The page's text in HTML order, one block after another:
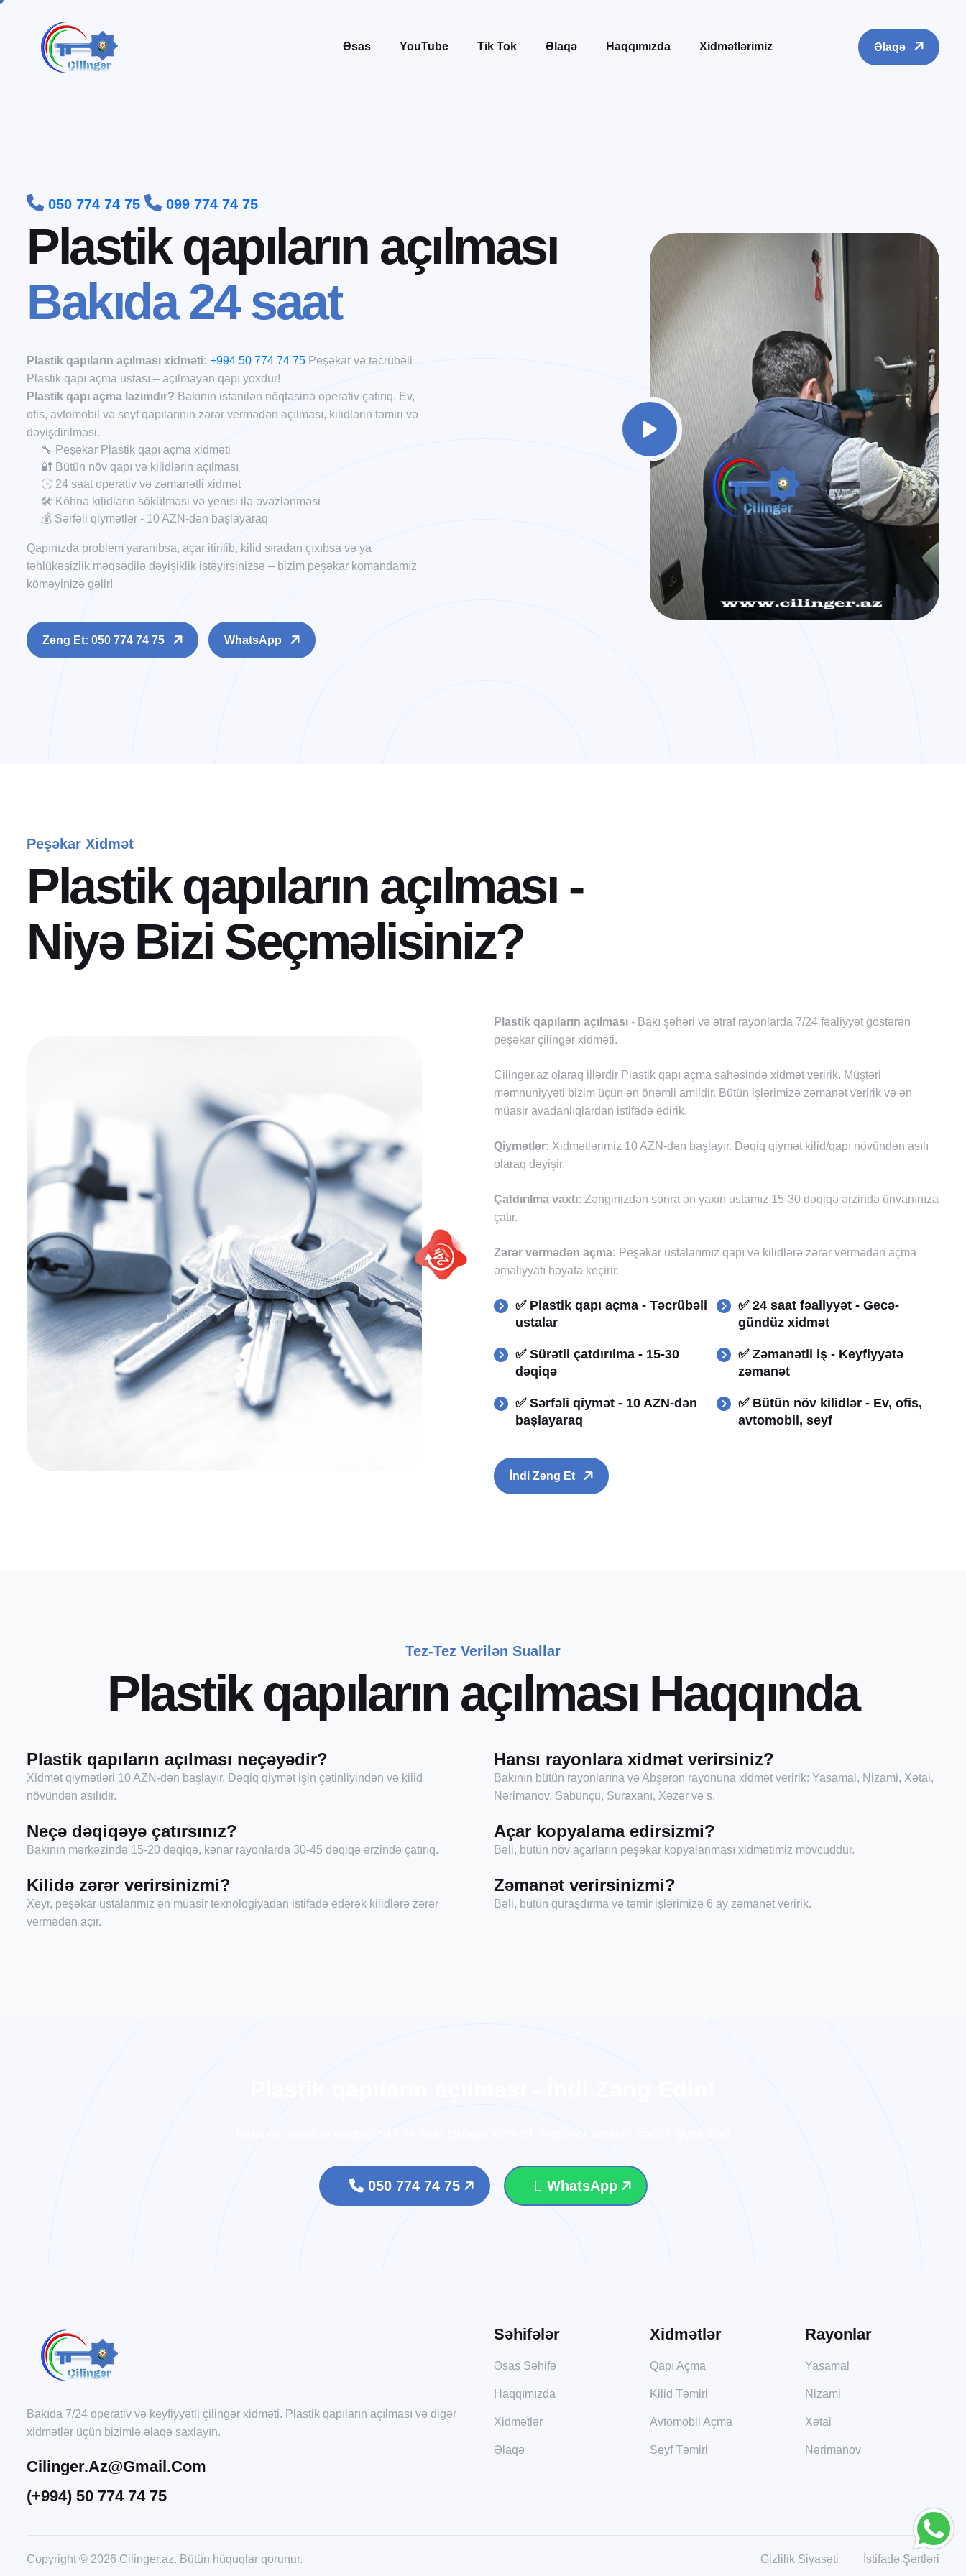
Əsas YouTube Tik Tok Əlaqə Haqqımızda Xidmətlərimiz Əlaqə
 050 774 74 75  099 774 74 75
Plastik qapıların açılması
Bakıda 24 saat
Plastik qapıların açılması xidməti: +994 50 774 74 75 Peşəkar və təcrübəli
Plastik qapı açma ustası – açılmayan qapı yoxdur!
Plastik qapı açma lazımdır? Bakının istənilən nöqtəsinə operativ çatırıq. Ev,
ofis, avtomobil və seyf qapılarının zərər vermədən açılması, kilidlərin təmiri və
dəyişdirilməsi.
🔧 Peşəkar Plastik qapı açma xidməti
🔐 Bütün növ qapı və kilidlərin açılması
🕒 24 saat operativ və zəmanətli xidmət
🛠️ Köhnə kilidlərin sökülməsi və yenisi ilə əvəzlənməsi
💰 Sərfəli qiymətlər - 10 AZN-dən başlayaraq
Qapınızda problem yaranıbsa, açar itirilib, kilid sıradan çıxıbsa və ya
təhlükəsizlik məqsədilə dəyişiklik istəyirsinizsə – bizim peşəkar komandamız
köməyinizə gəlir!
Zəng Et: 050 774 74 75 WhatsApp
Peşəkar Xidmət
Plastik qapıların açılması -
Niyə Bizi Seçməlisiniz?
Plastik qapıların açılması - Bakı şəhəri və ətraf rayonlarda 7/24 fəaliyyət göstərən
peşəkar çilingər xidməti.
Cilinger.az olaraq illərdir Plastik qapı açma sahəsində xidmət veririk. Müştəri
məmnuniyyəti bizim üçün ən önəmli amildir. Bütün işlərimizə zəmanət veririk və ən
müasir avadanlıqlardan istifadə edirik.
Qiymətlər: Xidmətlərimiz 10 AZN-dən başlayır. Dəqiq qiymət kilid/qapı növündən asılı
olaraq dəyişir.
Çatdırılma vaxtı: Zənginizdən sonra ən yaxın ustamız 15-30 dəqiqə ərzində ünvanınıza
çatır.
Zərər vermədən açma: Peşəkar ustalarımız qapı və kilidlərə zərər vermədən açma
əməliyyatı həyata keçirir.
✅ Plastik qapı açma - Təcrübəli
ustalar
✅ 24 saat fəaliyyət - Gecə-
gündüz xidmət
✅ Sürətli çatdırılma - 15-30
dəqiqə
✅ Zəmanətli iş - Keyfiyyətə
zəmanət
✅ Sərfəli qiymət - 10 AZN-dən
başlayaraq
✅ Bütün növ kilidlər - Ev, ofis,
avtomobil, seyf
İndi Zəng Et
Tez-Tez Verilən Suallar
Plastik qapıların açılması Haqqında
Plastik qapıların açılması neçəyədir?
Xidmət qiymətləri 10 AZN-dən başlayır. Dəqiq qiymət işin çətinliyindən və kilid
növündən asılıdır.
Neçə dəqiqəyə çatırsınız?
Bakının mərkəzində 15-20 dəqiqə, kənar rayonlarda 30-45 dəqiqə ərzində çatırıq.
Kilidə zərər verirsinizmi?
Xeyr, peşəkar ustalarımız ən müasir texnologiyadan istifadə edərək kilidlərə zərər
vermədən açır.
Hansı rayonlara xidmət verirsiniz?
Bakının bütün rayonlarına və Abşeron rayonuna xidmət veririk: Yasamal, Nizami, Xətai,
Nərimanov, Sabunçu, Suraxanı, Xəzər və s.
Açar kopyalama edirsizmi?
Bəli, bütün növ açarların peşəkar kopyalanması xidmətimiz mövcuddur.
Zəmanət verirsinizmi?
Bəli, bütün quraşdırma və təmir işlərimizə 6 ay zəmanət veririk.
050 774 74 75 WhatsApp
Bakıda 7/24 operativ və keyfiyyətli çilingər xidməti. Plastik qapıların açılması və digər
xidmətlər üçün bizimlə əlaqə saxlayın.
Cilinger.az@gmail.com
(+994) 50 774 74 75
Səhifələr
Əsas Səhifə
Haqqımızda
Xidmətlər
Əlaqə
Xidmətlər
Qapı Açma
Kilid Təmiri
Avtomobil Açma
Seyf Təmiri
Rayonlar
Yasamal
Nizami
Xətai
Nərimanov
Copyright © 2026 Cilinger.az. Bütün hüquqlar qorunur. Gizlilik Siyasəti İstifadə Şərtləri